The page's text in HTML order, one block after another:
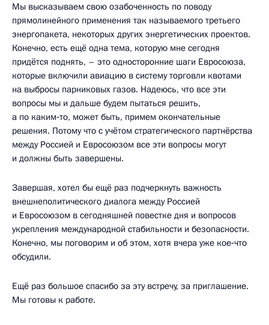
Мы высказываем свою озабоченность по поводу
прямолинейного применения так называемого третьего
энергопакета, некоторых других энергетических проектов.
Конечно, есть ещё одна тема, которую мне сегодня
придётся поднять, – это односторонние шаги Евросоюза,
которые включили авиацию в систему торговли квотами
на выбросы парниковых газов. Надеюсь, что все эти
вопросы мы и дальше будем пытаться решить,
а по каким‑то, может быть, примем окончательные
решения. Потому что с учётом стратегического партнёрства
между Россией и Евросоюзом все эти вопросы могут
и должны быть завершены.
Завершая, хотел бы ещё раз подчеркнуть важность
внешнеполитического диалога между Россией
и Евросоюзом в сегодняшней повестке дня и вопросов
укрепления международной стабильности и безопасности.
Конечно, мы поговорим и об этом, хотя вчера уже кое‑что
обсудили.
Ещё раз большое спасибо за эту встречу, за приглашение.
Мы готовы к работе.